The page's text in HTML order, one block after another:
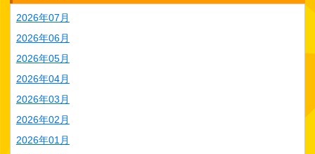
2026年07月
2026年06月
2026年05月
2026年04月
2026年03月
2026年02月
2026年01月